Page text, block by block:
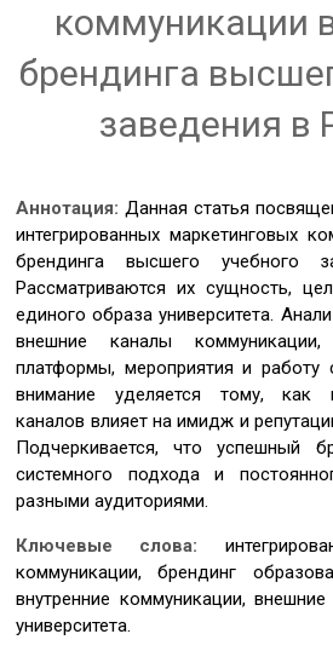
коммуникации
брендинга
заведения в
Аннотация:Данная статья
интегрированных маркетинговых
брендинга высшего учебного
Рассматриваются их сущность,
единого образа университета.
внешние каналы
платформы, мероприятия и работу
внимание уделяется тому, как
каналов влияет на имидж и
Подчеркивается, что успешный
системного подхода и
разными аудиториями.
Ключевые слова:
коммуникации, брендинг
внутренние коммуникации,
университета.